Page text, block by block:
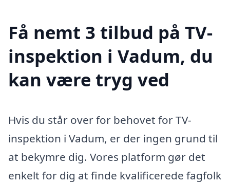
Få nemt 3 tilbud på TV-
inspektion i Vadum, du
kan være tryg ved
Hvis du står over for behovet for TV-
inspektion i Vadum, er der ingen grund til
at bekymre dig. Vores platform gør det
enkelt for dig at finde kvalificerede fagfolk